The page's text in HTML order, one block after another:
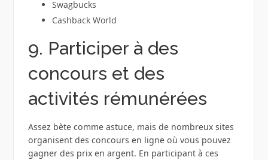
Swagbucks
Cashback World
9. Participer à des
concours et des
activités rémunérées
Assez bète comme astuce, mais de nombreux sites
organisent des concours en ligne où vous pouvez
gagner des prix en argent. En participant à ces